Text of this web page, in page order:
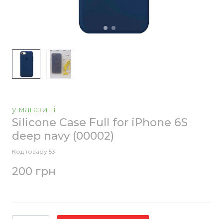
у магазині
Silicone Case Full for iPhone 6S
deep navy (00002)
Код товару 53
200 грн